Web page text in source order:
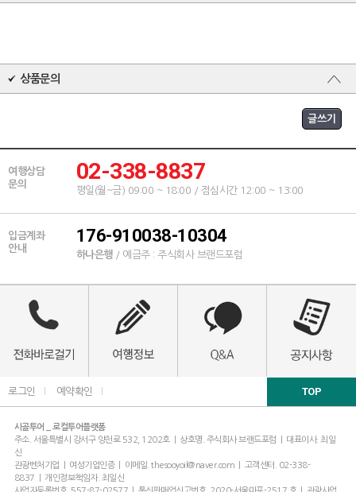
상품문의
여행상담
문의
02-338-8837
평일(월~금) 09:00 ~ 18:00 / 점심시간 12:00 ~ 13:00
입금계좌
안내
176-910038-10304
하나은행/ 예금주 : 주식회사 브랜드포럼
로그인 예약확인 TOP
시골투어 _ 로컬투어플랫폼
주소. 서울특별시 강서구 양천로 532, 1202호 | 상호명. 주식회사 브랜드포럼 | 대표이사. 최일
신
관광벤처기업 | 여성기업인증 | 이메일. thesooyoil@naver.com | 고객센터. 02-338-
8837 | 개인정보책임자. 최일신